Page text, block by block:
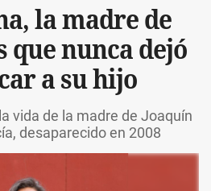
la madre de
que nunca dejó
a su hijo
vida de la madre de Joaquín
desaparecido en 2008